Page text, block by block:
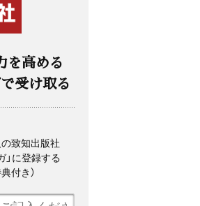
を高める
受け取る
致知出版社
」に登録する
付き）